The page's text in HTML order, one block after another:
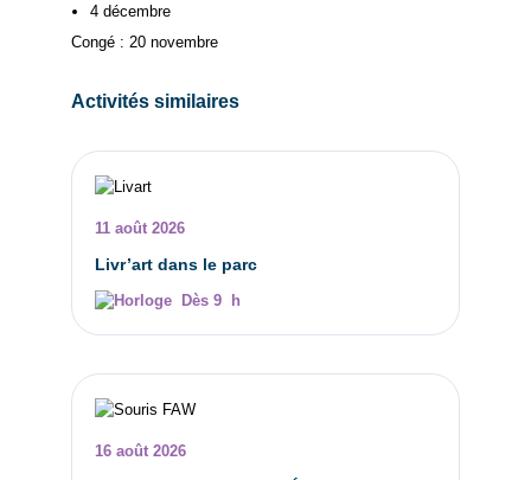
4 décembre
Congé : 20 novembre
Activités similaires
11 août 2026
Livr’art dans le parc
Dès 9 h
16 août 2026